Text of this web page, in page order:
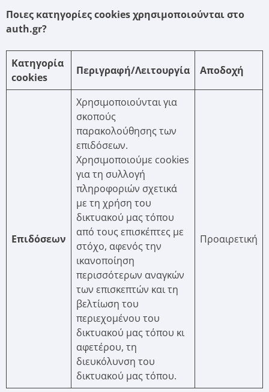
Ποιες κατηγορίες cookies χρησιμοποιούνται στο
auth.gr?
Κατηγορία
cookies
Περιγραφή/Λειτουργία Αποδοχή
Επιδόσεων
Χρησιμοποιούνται για
σκοπούς
παρακολούθησης των
επιδόσεων.
Χρησιμοποιούμε cookies
για τη συλλογή
πληροφοριών σχετικά
με τη χρήση του
δικτυακού μας τόπου
από τους επισκέπτες με
στόχο, αφενός την
ικανοποίηση
περισσότερων αναγκών
των επισκεπτών και τη
βελτίωση του
περιεχομένου του
δικτυακού μας τόπου κι
αφετέρου, τη
διευκόλυνση του
δικτυακού μας τόπου.
Προαιρετική